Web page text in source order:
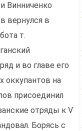
Винниченко
вернулся в
т.
и во главе его
оккупантов на
присоединил
отряды к V
Борясь с